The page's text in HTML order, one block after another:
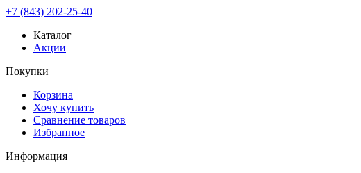
+7 (843) 202-25-40
Каталог
Акции
Покупки
Корзина
Хочу купить
Сравнение товаров
Избранное
Информация